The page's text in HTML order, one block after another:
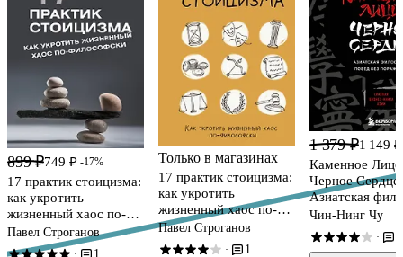
899 ₽749 ₽ -17%
17 практик стоицизма:
как укротить
жизненный хаос по-
философски
Павел Строганов
· 1
Только в магазинах
17 практик стоицизма:
как укротить
жизненный хаос по-
философски
Павел Строганов
· 1
1 379 ₽1 149 ₽
Каменное
Черное Сердце.
Азиатская
побед без
Чин-Нинг Чу
·